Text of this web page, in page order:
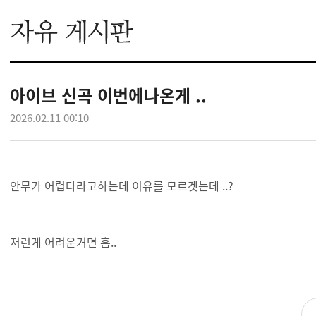
아이브 신곡 이번에나온게 ..
2026.02.11 00:10
안무가 어렵다라고하는데 이유를 모르겟는데 ..?
저런게 어려운거면 흠..